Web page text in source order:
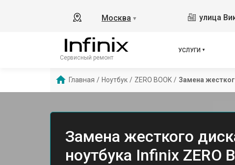
Москва ▼ улица
Сервисный ремонт
УСЛУГИ
Главная / Ноутбук / ZERO BOOK / Замена
Замена жесткого
ноутбука Infinix ZERO